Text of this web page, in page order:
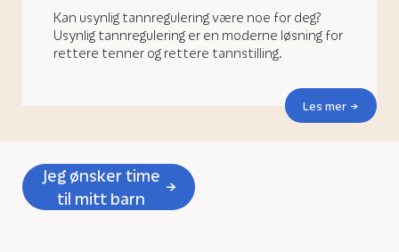
Kan usynlig tannregulering være noe for deg?
Usynlig tannregulering er en moderne løsning for
rettere tenner og rettere tannstilling.
Les mer
Jeg ønsker time
til mitt barn